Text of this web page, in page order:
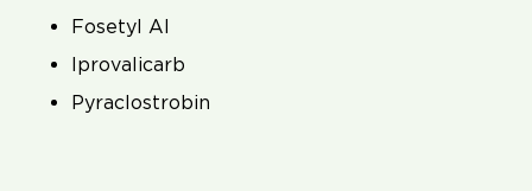
Fosetyl Al
Iprovalicarb
Pyraclostrobin